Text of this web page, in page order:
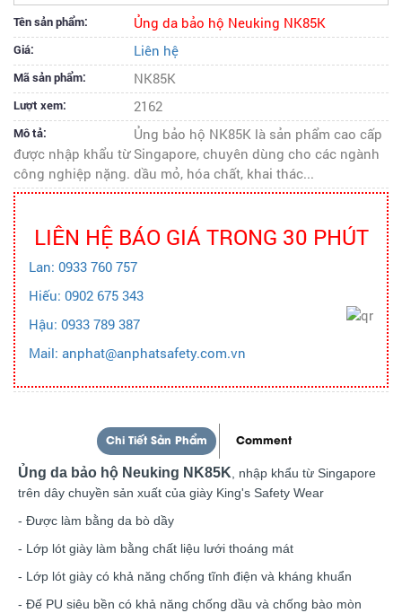
Tên sản phẩm: Ủng da bảo hộ Neuking NK85K
Giá: Liên hệ
Mã sản phẩm: NK85K
Lượt xem: 2162
Mô tả:
Ủng bảo hộ NK85K là sản phẩm cao cấp
được nhập khẩu từ Singapore, chuyên dùng cho các ngành
công nghiệp nặng. dầu mỏ, hóa chất, khai thác...
LIÊN HỆ BÁO GIÁ TRONG 30 PHÚT
Lan: 0933 760 757
Hiếu: 0902 675 343
Hậu: 0933 789 387
Mail: anphat@anphatsafety.com.vn
Chi Tiết Sản Phẩm Comment
Ủng da bảo hộ Neuking NK85K, nhập khẩu từ Singapore
trên dây chuyền sản xuất của giày King's Safety Wear
- Được làm bằng da bò dầy
- Lớp lót giày làm bằng chất liệu lưới thoáng mát
- Lớp lót giày có khả năng chống tĩnh điện và kháng khuẩn
- Đế PU siêu bền có khả năng chống dầu và chống bào mòn